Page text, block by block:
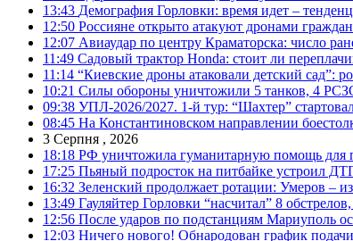
13:43 Демография Горловки: время идет –
12:50 Россияне открыто атакуют дронами
12:07 Авиаудар по центру Краматорска: число
11:49 Садовый трактор Honda: стоит ли
11:14 “Киевские дроны атаковали детский сад”:
10:21 Силы обороны уничтожили 5 танков, 4
09:38 УПЛ-2026/2027. 1-й тур: “Шахтер”
08:45 На Константиновском направлении
3 Серпня , 2026
18:18 РФ уничтожила гуманитарную помощь для
17:25 Пьяный подросток на питбайке устроил
16:32 Зеленский продолжает ротации: Умеров
13:49 Гауляйтер Горловки “насчитал” 8
12:56 После ударов по подстанциям Мариуполь
12:03 Ничего нового! Обнародован график